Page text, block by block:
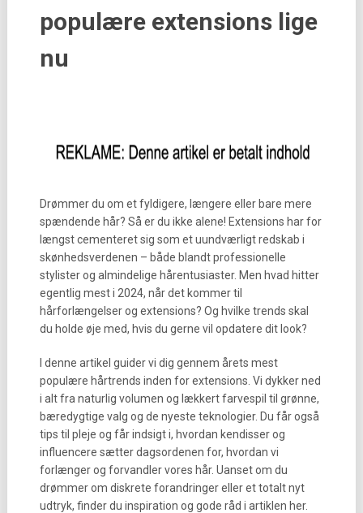
populære extensions lige
nu
Drømmer du om et fyldigere, længere eller bare mere
spændende hår? Så er du ikke alene! Extensions har for
længst cementeret sig som et uundværligt redskab i
skønhedsverdenen – både blandt professionelle
stylister og almindelige hårentusiaster. Men hvad hitter
egentlig mest i 2024, når det kommer til
hårforlængelser og extensions? Og hvilke trends skal
du holde øje med, hvis du gerne vil opdatere dit look?
I denne artikel guider vi dig gennem årets mest
populære hårtrends inden for extensions. Vi dykker ned
i alt fra naturlig volumen og lækkert farvespil til grønne,
bæredygtige valg og de nyeste teknologier. Du får også
tips til pleje og får indsigt i, hvordan kendisser og
influencere sætter dagsordenen for, hvordan vi
forlænger og forvandler vores hår. Uanset om du
drømmer om diskrete forandringer eller et totalt nyt
udtryk, finder du inspiration og gode råd i artiklen her.